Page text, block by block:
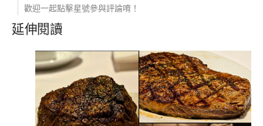
歡迎一起點擊星號參與評論唷！
延伸閱讀